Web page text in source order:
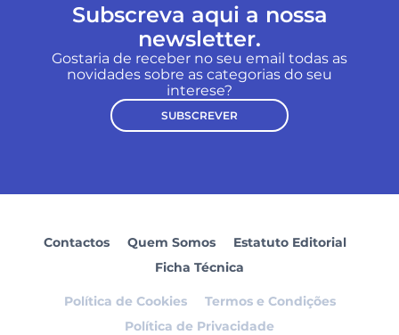
Subscreva aqui a nossa
newsletter.
Gostaria de receber no seu email todas as
novidades sobre as categorias do seu
interese?
SUBSCREVER
Contactos Quem Somos
Estatuto Editorial
Ficha Técnica
Política de Cookies
Termos e Condições
Política de Privacidade